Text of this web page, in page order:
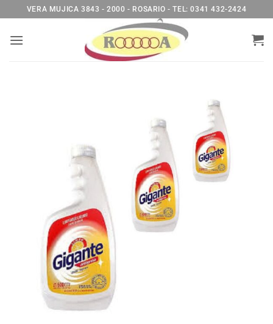
al
contenido
VERA MUJICA 3843 - 2000 - ROSARIO - TEL: 0341 432-2424